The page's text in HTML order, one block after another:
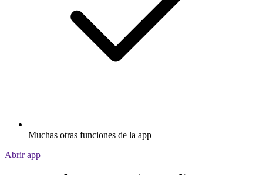
Muchas otras funciones de la app
Abrir app